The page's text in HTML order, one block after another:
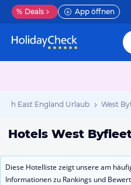
% Deals App öffnen
East England Urlaub West
Hotels West
Diese Hotelliste zeigt unsere am
Informationen zu Rankings und